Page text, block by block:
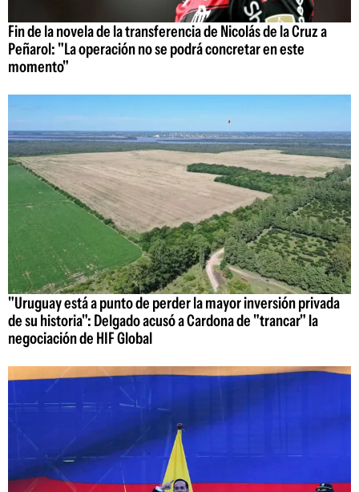
Fin de la novela de la transferencia de Nicolás de la Cruz a
Peñarol: "La operación no se podrá concretar en este
momento"
"Uruguay está a punto de perder la mayor inversión privada
de su historia": Delgado acusó a Cardona de "trancar" la
negociación de HIF Global